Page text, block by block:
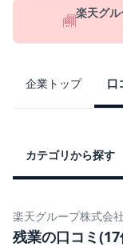
楽天グル
企業トップ 口
カテゴリから探す
楽天グループ株式会
残業の口コミ(17